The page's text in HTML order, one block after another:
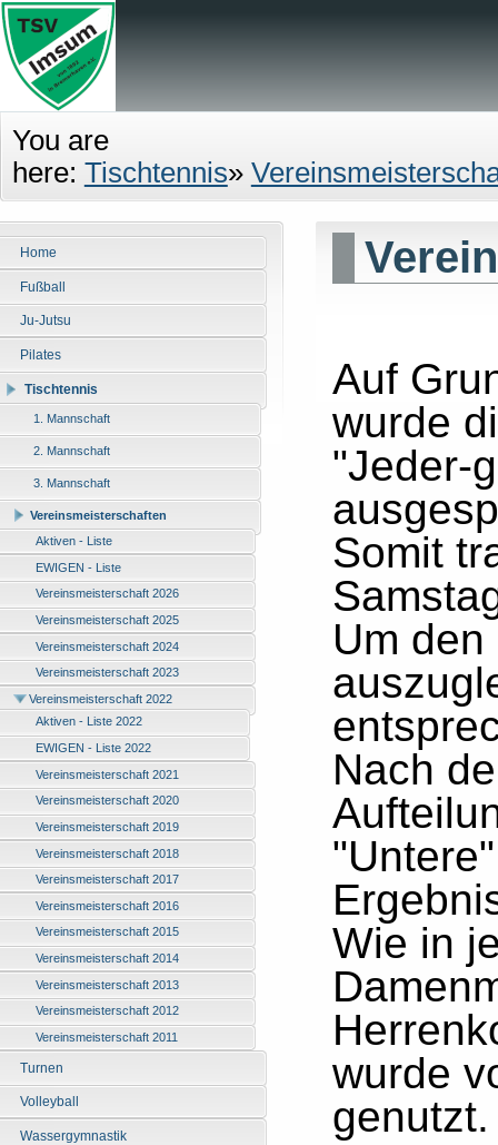
You are
here: Tischtennis»
Home
Fußball
Ju-Jutsu
Pilates
Tischtennis
1. Mannschaft
2. Mannschaft
3. Mannschaft
Vereinsmeisterschaften
Aktiven - Liste
EWIGEN - Liste
Vereinsmeisterschaft 2026
Vereinsmeisterschaft 2025
Vereinsmeisterschaft 2024
Vereinsmeisterschaft 2023
Vereinsmeisterschaft 2022
Aktiven - Liste 2022
EWIGEN - Liste 2022
Vereinsmeisterschaft 2021
Vereinsmeisterschaft 2020
Vereinsmeisterschaft 2019
Vereinsmeisterschaft 2018
Vereinsmeisterschaft 2017
Vereinsmeisterschaft 2016
Vereinsmeisterschaft 2015
Vereinsmeisterschaft 2014
Vereinsmeisterschaft 2013
Vereinsmeisterschaft 2012
Vereinsmeisterschaft 2011
Turnen
Volleyball
Wassergymnastik
Auf
wurde
"Jeder-
Somit
Um
Nach
Wie in
wurde
genutzt.